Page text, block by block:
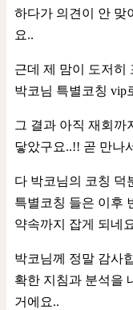
하다가 의견이 안 맞
요..
근데 제 맘이 도저히
박코님 특별코칭 vip
그 결과 아직 재회까
닿았구요..!! 곧 만나
다 박코님의 코칭 덕
특별코칭 들은 이후
약속까지 잡게 되네
박코님께 정말 감사
확한 지침과 분석을
거에요..